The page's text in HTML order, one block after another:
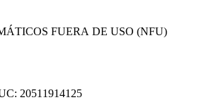
FUERA DE USO (NFU)
20511914125